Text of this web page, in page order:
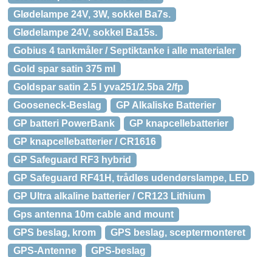
Glødelampe 24V, 3W, sokkel Ba7s.
Glødelampe 24V, sokkel Ba15s.
Gobius 4 tankmåler / Septiktanke i alle materialer
Gold spar satin 375 ml
Goldspar satin 2.5 l yva251/2.5ba 2/fp
Gooseneck-Beslag
GP Alkaliske Batterier
GP batteri PowerBank
GP knapcellebatterier
GP knapcellebatterier / CR1616
GP Safeguard RF3 hybrid
GP Safeguard RF41H, trådløs udendørslampe, LED
GP Ultra alkaline batterier / CR123 Lithium
Gps antenna 10m cable and mount
GPS beslag, krom
GPS beslag, sceptermonteret
GPS-Antenne
GPS-beslag